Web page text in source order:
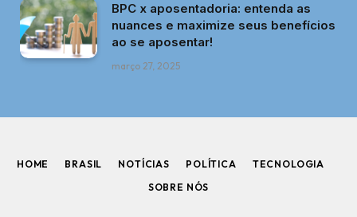
BPC x aposentadoria: entenda as
nuances e maximize seus benefícios
ao se aposentar!
março 27, 2025
HOME BRASIL NOTÍCIAS POLÍTICA
TECNOLOGIA
SOBRE NÓS